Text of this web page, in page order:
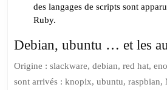
des langages de scripts sont
Ruby.
Debian, ubuntu … et les
Origine : slackware, debian, red hat,
sont arrivés : knopix, ubuntu, raspbian,